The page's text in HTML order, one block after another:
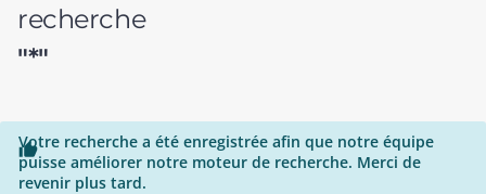
recherche
"*"

Votre recherche a été enregistrée afin que notre équipe
puisse améliorer notre moteur de recherche. Merci de
revenir plus tard.